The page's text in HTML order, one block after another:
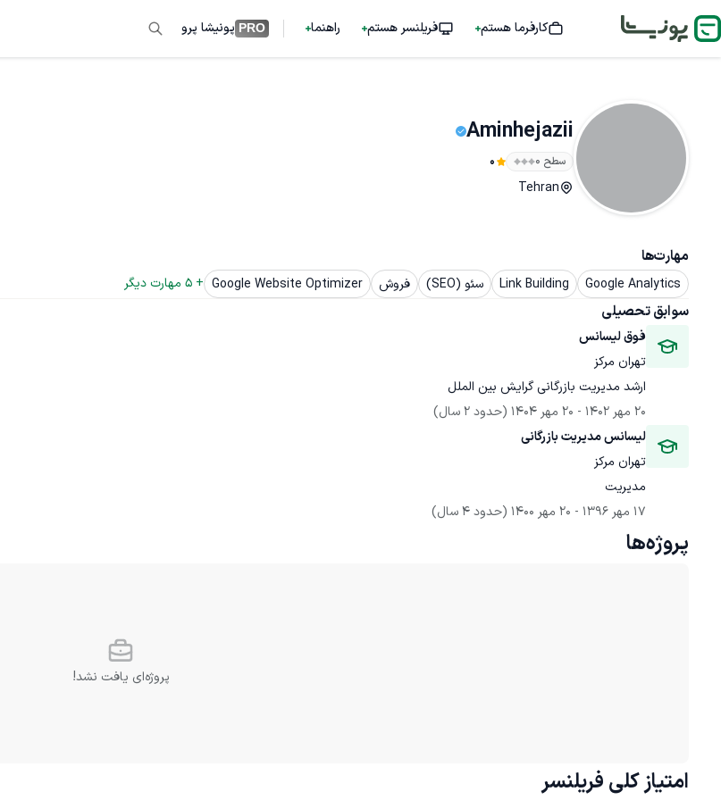
کارفرما هستم فریلنسر هستم راهنما PRO پونیشا پرو
Aminhejazii
سطح ۰ 0
Tehran
مهارت‌ها
Google Analytics
Link Building سئو (SEO) فروش Google Website Optimizer
+
5 مهارت دیگر
سوابق تحصیلی
فوق لیسانس
تهران مرکز
ارشد مدیریت بازرگانی گرایش بین الملل
20 مهر 1402
- 20 مهر 1404
(حدود 2 سال)
لیسانس مدیریت بازرگانی
تهران مرکز
مدیریت
17 مهر 1396
- 20 مهر 1400 (حدود 4 سال)
پروژه‌ها
پروژه‌ای یافت نشد!
امتیاز کلی فریلنسر